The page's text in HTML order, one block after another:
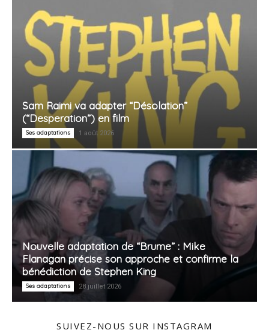
Sam Raimi va adapter “Désolation”
(“Desperation”) en film
Ses adaptations 1 août 2026
Nouvelle adaptation de “Brume” : Mike
Flanagan précise son approche et confirme la
bénédiction de Stephen King
Ses adaptations 28 juillet 2026
SUIVEZ-NOUS SUR INSTAGRAM